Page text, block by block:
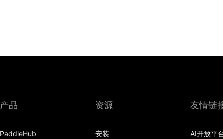
产品
PaddleHub
资源
安装
友情链
AI开放平